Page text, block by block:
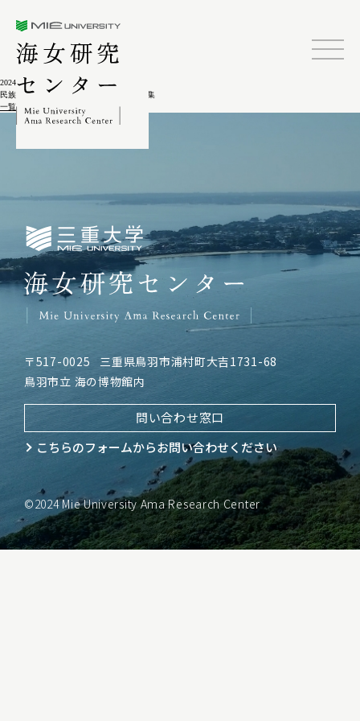
2024.02.04
民族学ノート： 岡正雄教授還暦記念論文集
一覧に戻る
三重大学海女研究センター
〒517-0025
三重県鳥羽市浦村町大吉1731-68
鳥羽市立 海の博物館内
問い合わせ窓口
こちらのフォームからお問い合わせください
©2024 Mie University Ama Research Center